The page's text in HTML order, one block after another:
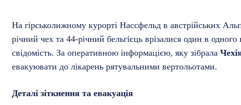
На гірськолижному курорті Нассфельд в австрійських
річний чех та 44-річний бельгієць врізалися один в
свідомість. За оперативною інформацією, яку зібрала
евакуювати до лікарень рятувальними вертольотами.
Деталі зіткнення та евакуація